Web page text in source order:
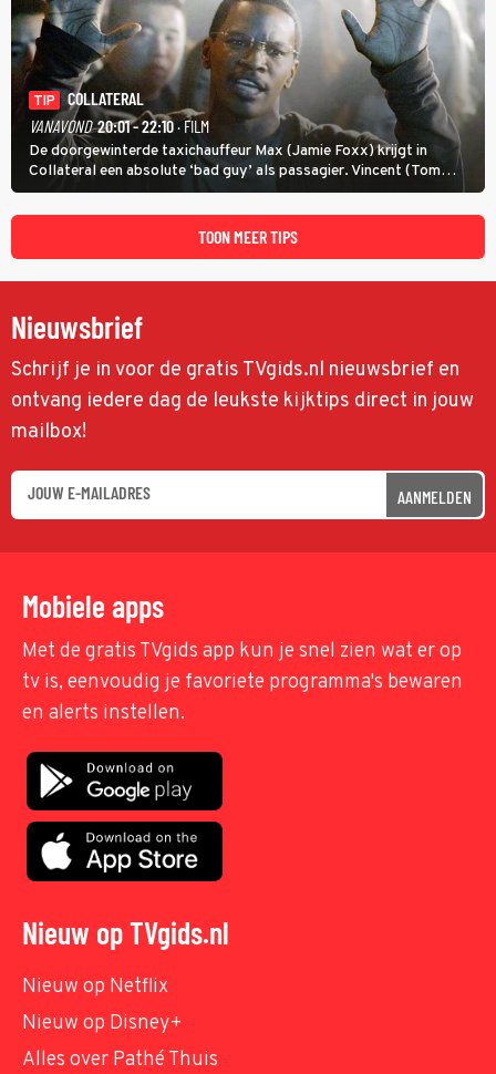
TIP
COLLATERAL
VANAVOND 20:01 - 22:10· FILM
De doorgewinterde taxichauffeur Max (Jamie Foxx) krijgt in
Collateral een absolute ‘bad guy’ als passagier. Vincent (Tom
Cruise) heeft hem nodig om hem de stad door te loodsen om een
wel heel lugubere reden.
TOON MEER TIPS
Nieuwsbrief
Schrijf je in voor de gratis TVgids.nl nieuwsbrief en
ontvang iedere dag de leukste kijktips direct in jouw
mailbox!
AANMELDEN
Mobiele apps
Met de gratis TVgids app kun je snel zien wat er op
tv is, eenvoudig je favoriete programma's bewaren
en alerts instellen.
Nieuw op TVgids.nl
Nieuw op Netflix
Nieuw op Disney+
Alles over Pathé Thuis